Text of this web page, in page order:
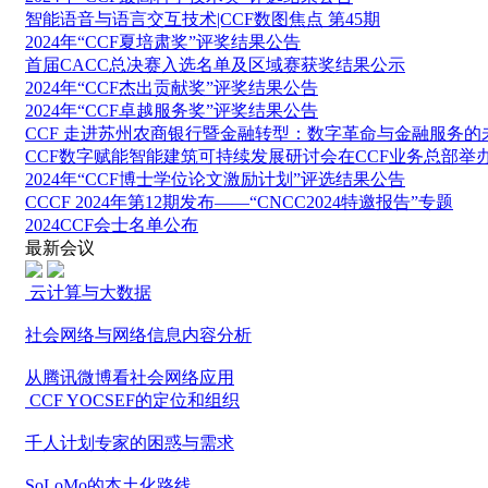
智能语音与语言交互技术|CCF数图焦点 第45期
2024年“CCF夏培肃奖”评奖结果公告
首届CACC总决赛入选名单及区域赛获奖结果公示
2024年“CCF杰出贡献奖”评奖结果公告
2024年“CCF卓越服务奖”评奖结果公告
CCF 走进苏州农商银行暨金融转型：数字革命与金融服务的
CCF数字赋能智能建筑可持续发展研讨会在CCF业务总部举
2024年“CCF博士学位论文激励计划”评选结果公告
CCCF 2024年第12期发布——“CNCC2024特邀报告”专题
2024CCF会士名单公布
最新会议
云计算与大数据
社会网络与网络信息内容分析
从腾讯微博看社会网络应用
CCF YOCSEF的定位和组织
千人计划专家的困惑与需求